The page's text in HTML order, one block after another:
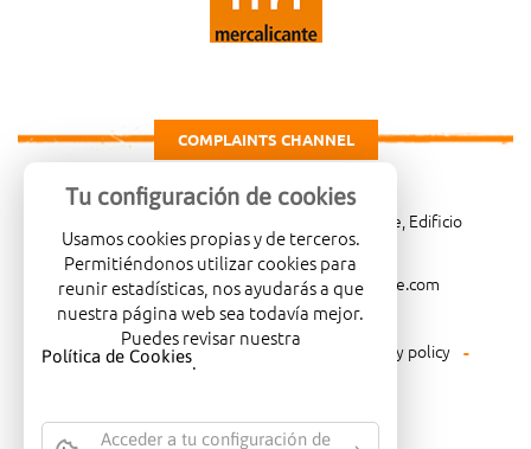
COMPLAINTS CHANNEL
Carretera de Madrid Km. 4, 03007 Alicante, Edificio
Administrativo, planta 3ª
966081001
merca@mercalicante.com
Legal warning Cookies policy
Privacy policy
Environmental policy
Tu configuración de cookies
Usamos cookies propias y de terceros.
Permitiéndonos utilizar cookies para
reunir estadísticas, nos ayudarás a que
nuestra página web sea todavía mejor.
Puedes revisar nuestra
Política de Cookies.
Acceder a tu configuración de